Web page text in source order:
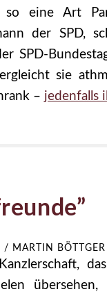
so eine Art
der SPD,
SPD-
sie
– jedenfalls
/ MARTIN BÖTTGER